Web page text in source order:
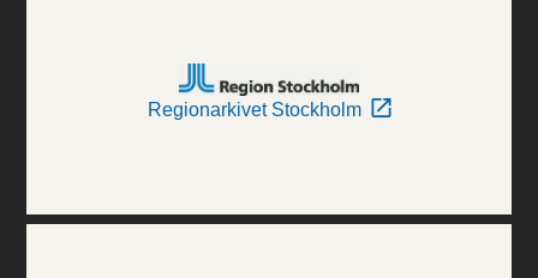
Regionarkivet Stockholm